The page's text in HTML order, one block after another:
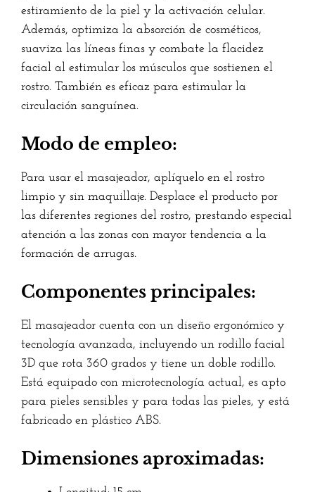
estiramiento de la piel y la activación celular.
Además, optimiza la absorción de cosméticos,
suaviza las líneas finas y combate la flacidez
facial al estimular los músculos que sostienen el
rostro. También es eficaz para estimular la
circulación sanguínea.
Modo de empleo:
Para usar el masajeador, aplíquelo en el rostro
limpio y sin maquillaje. Desplace el producto por
las diferentes regiones del rostro, prestando especial
atención a las zonas con mayor tendencia a la
formación de arrugas.
Componentes principales:
El masajeador cuenta con un diseño ergonómico y
tecnología avanzada, incluyendo un rodillo facial
3D que rota 360 grados y tiene un doble rodillo.
Está equipado con microtecnología actual, es apto
para pieles sensibles y para todas las pieles, y está
fabricado en plástico ABS.
Dimensiones aproximadas: